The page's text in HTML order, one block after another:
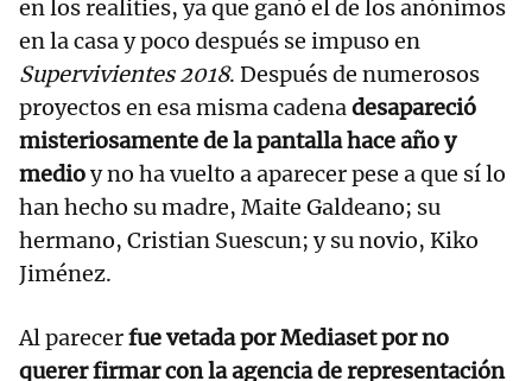
en los realities, ya que ganó el de los anónimos
en la casa y poco después se impuso en
Supervivientes 2018. Después de numerosos
proyectos en esa misma cadenadesapareció
misteriosamente de la pantalla hace año y
medioy no ha vuelto a aparecer pese a que sí lo
han hecho su madre, Maite Galdeano; su
hermano, Cristian Suescun; y su novio, Kiko
Jiménez.
Al parecerfue vetada por Mediaset por no
querer firmar con la agencia de representación